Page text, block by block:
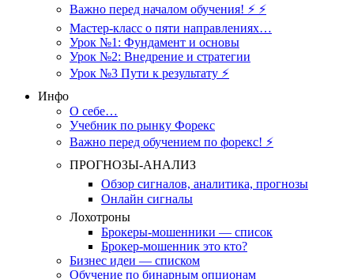
Важно перед началом обучения! ⚡ ⚡
Мастер-класс о пяти направлениях…
Урок №1: Фундамент и основы
Урок №2: Внедрение и стратегии
Урок №3 Пути к результату ⚡️
Инфо
О себе…
Учебник по рынку Форекс
Важно перед обучением по форекс! ⚡
ПРОГНОЗЫ-АНАЛИЗ
Обзор сигналов, аналитика, прогнозы
Онлайн сигналы
Лохотроны
Брокеры-мошенники — список
Брокер-мошенник это кто?
Бизнес идеи — списком
Обучение по бинарным опционам